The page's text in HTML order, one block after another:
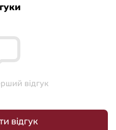
відгук
відгук